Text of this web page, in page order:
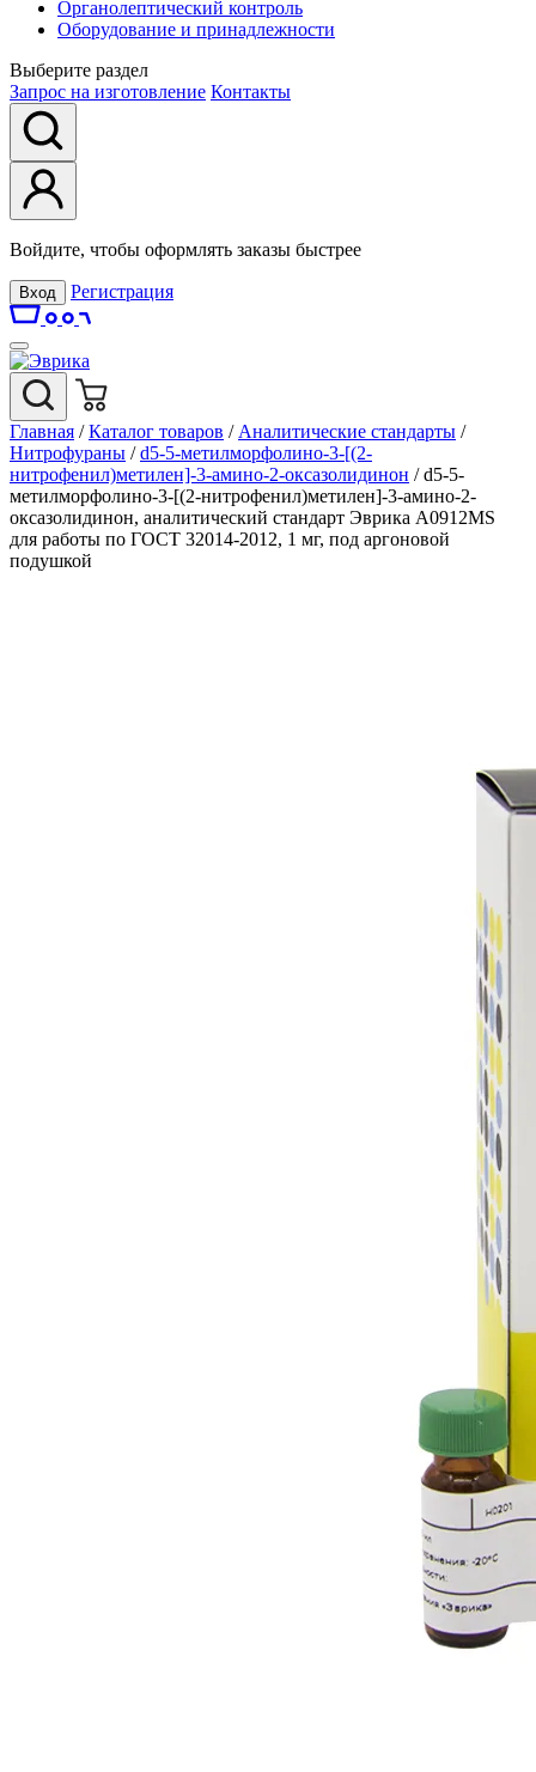
Органолептический контроль
Оборудование и принадлежности
Выберите раздел
Запрос на изготовление Контакты
Войдите, чтобы оформлять заказы быстрее
Вход Регистрация
Главная / Каталог товаров / Аналитические стандарты /
Нитрофураны / d5-5-мeтилмopфoлинo-3-[(2-
нитpoфeнил)мeтилeн]-3-aминo-2-oкcaзoлидинoн / d5-5-
мeтилмopфoлинo-3-[(2-нитpoфeнил)мeтилeн]-3-aминo-2-
oкcaзoлидинoн, аналитический стандарт Эврика A0912MS
для работы по ГОСТ 32014-2012, 1 мг, под аргоновой
подушкой